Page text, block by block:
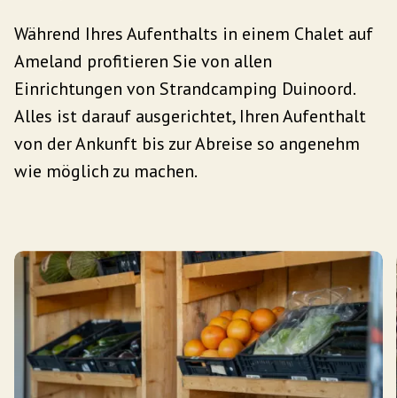
Während Ihres Aufenthalts in einem Chalet auf
Ameland profitieren Sie von allen
Einrichtungen von Strandcamping Duinoord.
Alles ist darauf ausgerichtet, Ihren Aufenthalt
von der Ankunft bis zur Abreise so angenehm
wie möglich zu machen.